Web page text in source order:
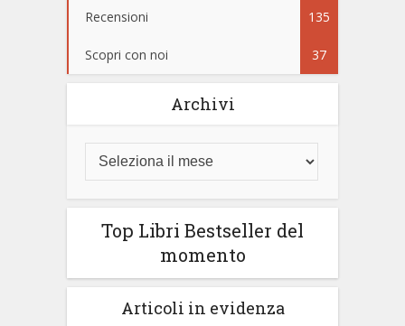
Recensioni 135
Scopri con noi 37
Archivi
Top Libri Bestseller del
momento
Articoli in evidenza